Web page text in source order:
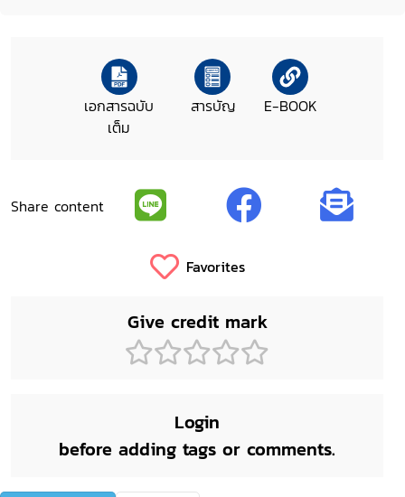
เอกสารฉบับ
เต็ม
สารบัญ E-BOOK
Share content
Favorites
Give credit mark
Login
before adding tags or comments.